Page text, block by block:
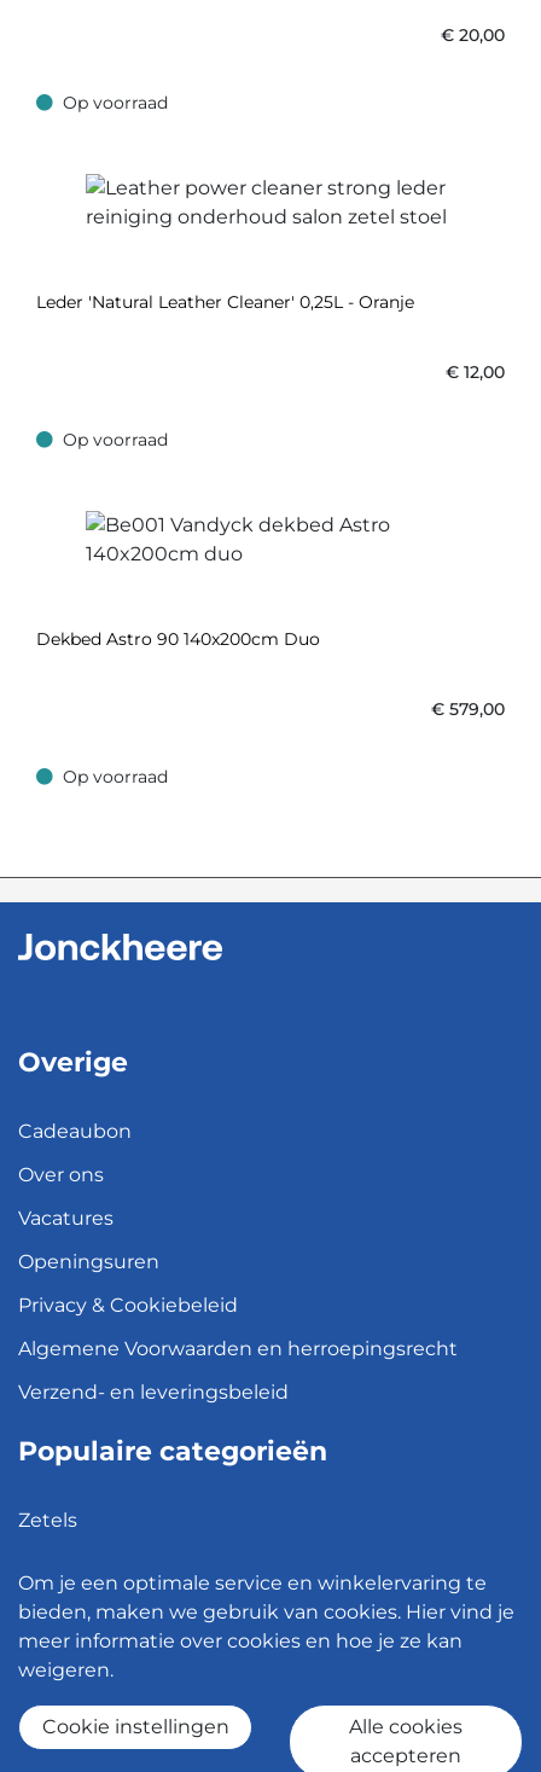
€ 20,00
Op voorraad
Op voorraad
Leder 'Natural Leather Cleaner' 0,25L - Oranje
€ 12,00
Op voorraad
Op voorraad
Dekbed Astro 90 140x200cm Duo
€ 579,00
Op voorraad
Op voorraad
Overige
Cadeaubon
Over ons
Vacatures
Openingsuren
Privacy & Cookiebeleid
Algemene Voorwaarden en herroepingsrecht
Verzend- en leveringsbeleid
Populaire categorieën
Zetels
Hanglampen
Bureaustoelen
Om je een optimale service en winkelervaring te
bieden, maken we gebruik van cookies. Hier vind je
meer informatie over cookies en hoe je ze kan
weigeren.
Cookie instellingen
Alle cookies
accepteren